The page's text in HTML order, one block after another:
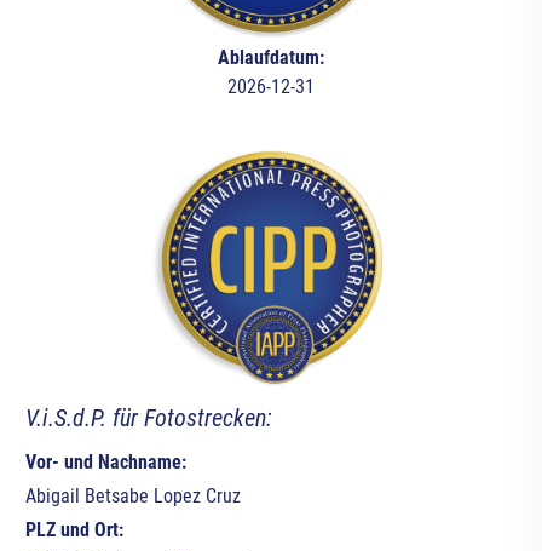
Ablaufdatum:
2026-12-31
V.i.S.d.P. für Fotostrecken:
Vor- und Nachname:
Abigail Betsabe Lopez Cruz
PLZ und Ort: